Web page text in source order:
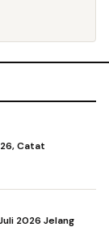
Catat
2026 Jelang